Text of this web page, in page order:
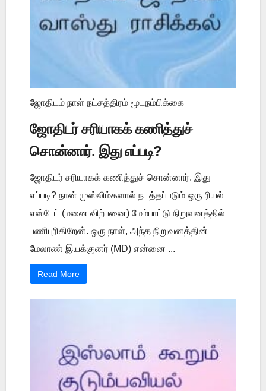
ஜோதிடம் நாள் நட்சத்திரம் மூடநம்பிக்கை
ஜோதிடர் சரியாகக் கணித்துச்
சொன்னார். இது எப்படி?
ஜோதிடர் சரியாகக் கணித்துச் சொன்னார். இது
எப்படி? நான் முஸ்லிம்களால் நடத்தப்படும் ஒரு ரியல்
எஸ்டேட் (மனை விற்பனை) மேம்பாட்டு நிறுவனத்தில்
பணிபுரிகிறேன். ஒரு நாள், அந்த நிறுவனத்தின்
மேலாண் இயக்குனர் (MD) என்னை ...
Read More